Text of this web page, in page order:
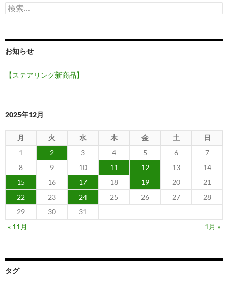
検
索:
お知らせ
【ステアリング新商品】
2025年12月
月 火 水 木 金 土
日
1
2 3 4 5 6
7
8
9 10 11 12 13
14
15
16 17 18 19 20
21
22
23 24 25 26 27
28
29
30
31
« 11月
1月 »
タグ